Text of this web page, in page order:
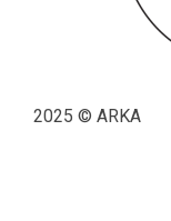
2025 © ARKA